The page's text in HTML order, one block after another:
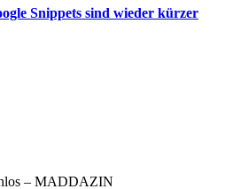
Snippets sind wieder kürzer